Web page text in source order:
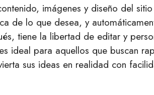
imágenes y diseño del
de lo que desea, y
tiene la libertad de editar y
ideal para aquellos que buscan
sus ideas en realidad con